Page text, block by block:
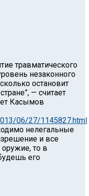
травматического
незаконного
остановит
— считает
Касымов
06/27/1145827.html
нелегальные
и все
то в
его